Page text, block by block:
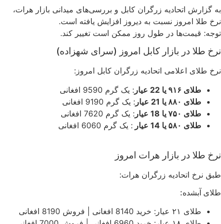
به گزارش اتحادیه زرگران کابل و بررسی‌های میدانی بازار هرات،
نرخ طلا امروز نسبت به دیروز افزایش یافته است.
توجه: قیمت‌ها در طول روز ممکن است تغییر کند.
نرخ طلا در بازار کابل امروز (سرای شهزاده)
نرخ طلای اعلامی اتحادیه زرگران کابل امروز:
طلای ۹۱۶ یا 22 عیار
: یک گرم 9590 افغانی
طلای ۸۸۰ یا 21 عیار
: یک گرم 9190 افغانی
طلای ۷۵۰ یا 18 عیار
: یک گرم 7620 افغانی
طلای ۵۸۰ یا 14 عیار
: یک گرم 6060 افغانی
نرخ طلا در بازار هرات امروز
طبق نرخ اتحادیه زرگران هرات:
طلای آبشده:
طلای ۲۱ عیار: خرید 8140 افغانی | فروش 8190 افغانی